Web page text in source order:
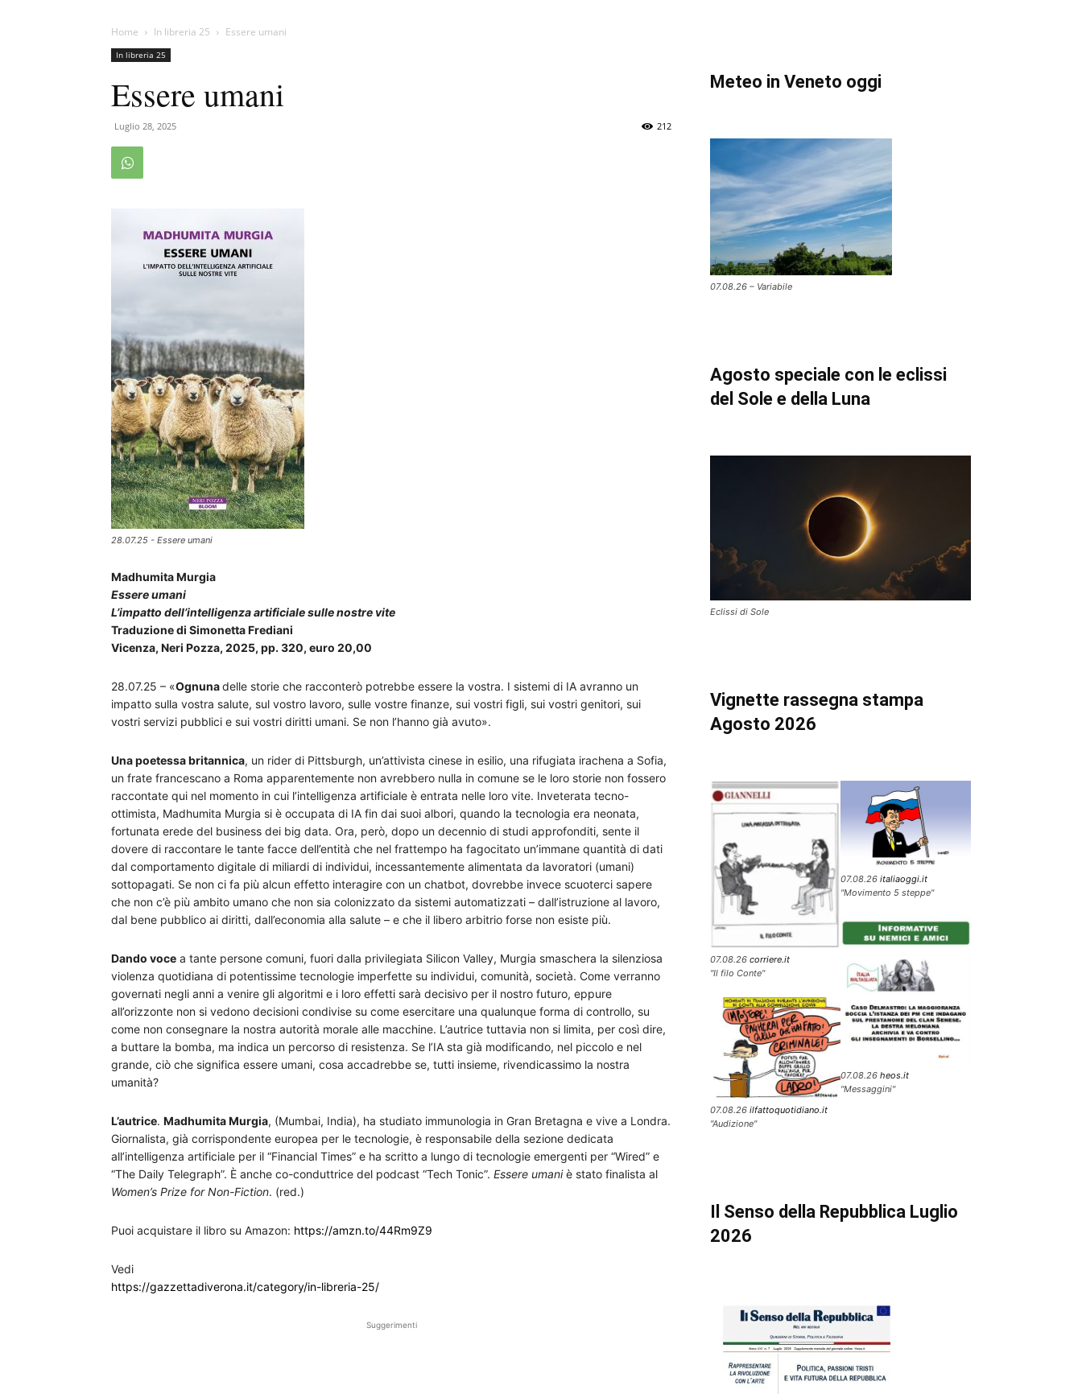
Home In libreria 25 Essere umani
In libreria 25
Essere umani
Luglio 28, 2025 212
28.07.25 - Essere umani
Madhumita Murgia
Essere umani
L’impatto dell’intelligenza artificiale sulle nostre vite
Traduzione di Simonetta Frediani
Vicenza, Neri Pozza, 2025, pp. 320, euro 20,00
28.07.25 – «Ognunadelle storie che racconterò potrebbe essere la vostra. I sistemi di IA avranno un
impatto sulla vostra salute, sul vostro lavoro, sulle vostre finanze, sui vostri figli, sui vostri genitori, sui
vostri servizi pubblici e sui vostri diritti umani. Se non l’hanno già avuto».
Una poetessa britannica, un rider di Pittsburgh, un’attivista cinese in esilio, una rifugiata irachena a Sofia,
un frate francescano a Roma apparentemente non avrebbero nulla in comune se le loro storie non fossero
raccontate qui nel momento in cui l’intelligenza artificiale è entrata nelle loro vite. Inveterata tecno-
ottimista, Madhumita Murgia si è occupata di IA fin dai suoi albori, quando la tecnologia era neonata,
fortunata erede del business dei big data. Ora, però, dopo un decennio di studi approfonditi, sente il
dovere di raccontare le tante facce dell’entità che nel frattempo ha fagocitato un’immane quantità di dati
dal comportamento digitale di miliardi di individui, incessantemente alimentata da lavoratori (umani)
sottopagati. Se non ci fa più alcun effetto interagire con un chatbot, dovrebbe invece scuoterci sapere
che non c’è più ambito umano che non sia colonizzato da sistemi automatizzati – dall’istruzione al lavoro,
dal bene pubblico ai diritti, dall’economia alla salute – e che il libero arbitrio forse non esiste più.
Dando voce a tante persone comuni, fuori dalla privilegiata Silicon Valley, Murgia smaschera la silenziosa
violenza quotidiana di potentissime tecnologie imperfette su individui, comunità, società. Come verranno
governati negli anni a venire gli algoritmi e i loro effetti sarà decisivo per il nostro futuro, eppure
all’orizzonte non si vedono decisioni condivise su come esercitare una qualunque forma di controllo, su
come non consegnare la nostra autorità morale alle macchine. L’autrice tuttavia non si limita, per così dire,
a buttare la bomba, ma indica un percorso di resistenza. Se l’IA sta già modificando, nel piccolo e nel
grande, ciò che significa essere umani, cosa accadrebbe se, tutti insieme, rivendicassimo la nostra
umanità?
L’autrice. Madhumita Murgia, (Mumbai, India), ha studiato immunologia in Gran Bretagna e vive a Londra.
Giornalista, già corrispondente europea per le tecnologie, è responsabile della sezione dedicata
all’intelligenza artificiale per il “Financial Times” e ha scritto a lungo di tecnologie emergenti per “Wired” e
“The Daily Telegraph”. È anche co-conduttrice del podcast “Tech Tonic”. Essere umaniè stato finalista al
Women’s Prize for Non-Fiction. (red.)
Puoi acquistare il libro su Amazon: https://amzn.to/44Rm9Z9
Vedi
https://gazzettadiverona.it/category/in-libreria-25/
Suggerimenti
Meteo in Veneto oggi
07.08.26 – Variabile
Agosto speciale con le eclissi
del Sole e della Luna
Eclissi di Sole
Vignette rassegna stampa
Agosto 2026
07.08.26 corriere.it
"Il filo Conte"
07.08.26 ilfattoquotidiano.it
"Audizione"
07.08.26 italiaoggi.it
"Movimento 5 steppe"
07.08.26 heos.it
"Messaggini"
Il Senso della Repubblica Luglio
2026